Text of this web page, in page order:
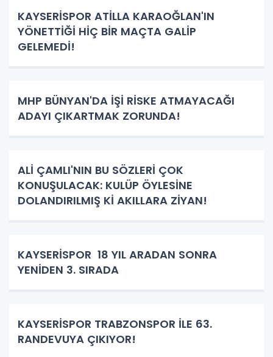
KAYSERİSPOR ATİLLA KARAOĞLAN'IN
YÖNETTİĞİ HİÇ BİR MAÇTA GALİP
GELEMEDİ!
MHP BÜNYAN'DA İŞİ RİSKE ATMAYACAĞI
ADAYI ÇIKARTMAK ZORUNDA!
ALİ ÇAMLI'NIN BU SÖZLERİ ÇOK
KONUŞULACAK: KULÜP ÖYLESİNE
DOLANDIRILMIŞ Kİ AKILLARA ZİYAN!
KAYSERİSPOR 18 YIL ARADAN SONRA
YENİDEN 3. SIRADA
KAYSERİSPOR TRABZONSPOR İLE 63.
RANDEVUYA ÇIKIYOR!